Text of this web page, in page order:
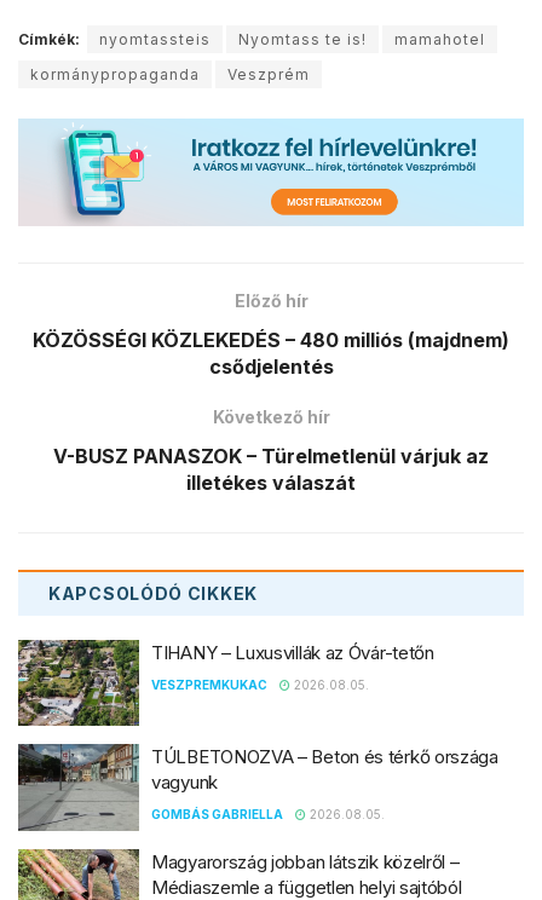
Címkék: nyomtassteis Nyomtass te is!
mamahotel
kormánypropaganda
Veszprém
Előző hír
KÖZÖSSÉGI KÖZLEKEDÉS – 480 milliós (majdnem)
csődjelentés
Következő hír
V-BUSZ PANASZOK – Türelmetlenül várjuk az
illetékes válaszát
KAPCSOLÓDÓ CIKKEK
TIHANY – Luxusvillák az Óvár-tetőn
VESZPREMKUKAC 2026.08.05.
TÚLBETONOZVA – Beton és térkő országa
vagyunk
GOMBÁS GABRIELLA 2026.08.05.
Magyarország jobban látszik közelről –
Médiaszemle a független helyi sajtóból